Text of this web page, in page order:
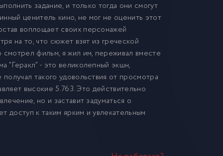
задание, и только тогда они смогут
ценитель кино, не мог не оценить этот
воплощает своих персонажей
на то, что сюжет взят из греческой
фильм, я жил им, переживал вместе
"Геракл" - это великолепный экшн,
такого удовольствия от просмотра
высокие 5.763. Это действительно
но и заставит задуматься о
доступ к таким ярким и увлекательным